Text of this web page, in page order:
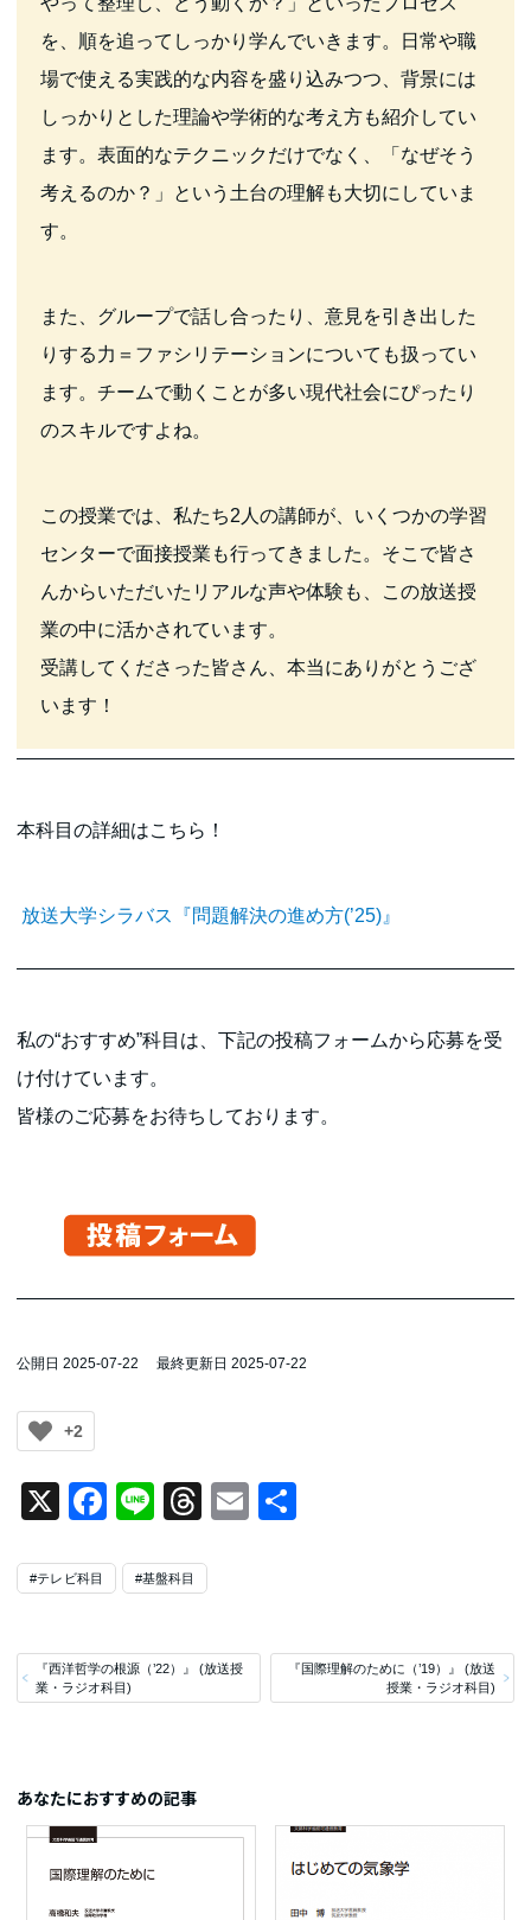
を、順を追ってしっかり学んでいきます。日常や職
場で使える実践的な内容を盛り込みつつ、背景には
しっかりとした理論や学術的な考え方も紹介してい
ます。表面的なテクニックだけでなく、「なぜそう
考えるのか？」という土台の理解も大切にしていま
す。
また、グループで話し合ったり、意見を引き出した
りする力＝ファシリテーションについても扱ってい
ます。チームで動くことが多い現代社会にぴったり
のスキルですよね。
この授業では、私たち2人の講師が、いくつかの学習
センターで面接授業も行ってきました。そこで皆さ
んからいただいたリアルな声や体験も、この放送授
業の中に活かされています。
受講してくださった皆さん、本当にありがとうござ
います！
本科目の詳細はこちら！
放送大学シラバス『問題解決の進め方(’25)』
私の“おすすめ”科目は、下記の投稿フォームから応募を受
け付けています。
皆様のご応募をお待ちしております。
公開日 2025-07-22 最終更新日 2025-07-22
+2
X Facebook
LineThreads
Email
#テレビ科目 #基盤科目
『西洋哲学の根源（’22）』 (放送授
業・ラジオ科目)
『国際理解のために（’19）』 (放送
授業・ラジオ科目)
あなたにおすすめの記事